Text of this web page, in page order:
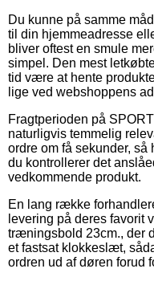
Du kunne på samme
til din hjemmeadresse
bliver oftest en smule
simpel. Den mest
tid være at hente
lige ved webshoppens
Fragtperioden på
naturligvis temmelig
ordre om få sekunder, så
du kontrollerer det
vedkommende produkt.
En lang række
levering på deres favorit
træningsbold 23cm., der
et fastsat klokkeslæt,
ordren ud af døren forud